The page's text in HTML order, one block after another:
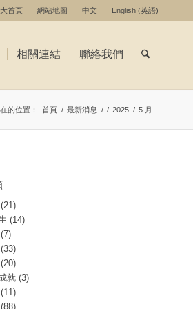
首頁 網站地圖 中文 English (英語)
相關連結 聯絡我們
的位置： 首頁 / 最新消息 / / 2025 / 5 月
(21)
(14)
(7)
(33)
(20)
就 (3)
(11)
(88)